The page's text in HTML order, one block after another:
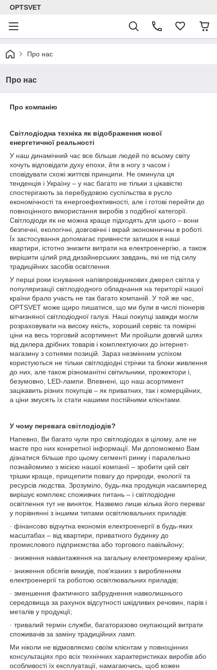
OPTSVET
Про нас
Про нас
Про компанію
Світлодіодна техніка як відображення нової
енергетичної реальності
У наш динамічний час все більше людей по всьому світу
хочуть відповідати духу епохи, йти в ногу з часом і
сповідувати схожі життєві принципи. Не оминула ця
тенденція і Україну – у нас багато не тільки з цікавістю
спостерігають за перебудовою суспільства в русло
економічності та енергоефективності, але і готові перейти до
повноцінного використання виробів з подібної категорії.
Світлодіоди як не можна краще підходять для цього – вони
безпечні, екологічні, довговічні і вкрай экономничны в роботі.
Їх застосування допомагає привнести затишок в наші
квартири, істотно знизити витрати на електроенергію, а також
вирішити цілий ряд дизайнерських завдань, які не під силу
традиційних засобів освітлення.
У перші роки існування напівпровідникових джерел світла у
популяризації світлодіодного обладнання на території нашої
країни брало участь не так багато компаній. У той же час,
OPTSVET може щиро пишатися, що ми були в числі піонерів
вітчизняної світлодіодної галузі. Наші покупці завжди могли
розраховувати на високу якість, хороший сервіс та помірні
ціни на весь торговий асортимент. Ми пройшли довгий шлях
від дилера дрібних товарів і комплектуючих до інтернет-
магазину з сотнями позицій. Зараз незмінним успіхом
користуються не тільки світлодіодні стрічки та блоки живлення
до них, але також різноманітні світильники, прожектори і,
безумовно, LED-лампи. Впевнені, що наш асортимент
зацікавить різних покупців – як приватних, так і комерційних,
а ціни змусять їх стати нашими постійними клієнтами.
У чому перевага світлодіодів?
Напевно, Ви багато чули про світлодіодах в цілому, але не
маєте про них конкретної інформації. Ми допоможемо Вам
дізнатися більше про цьому сегменті ринку і паралельно
познайомимо з місією нашої компанії – зробити цей світ
трішки краще, прищепити повагу до природи, екології та
ресурсів людства. Зрозуміло, будь-яка продукція насамперед
вирішує комплекс споживчих питань – і світлодіодне
освітлення тут не виняток. Назвемо лише кілька його переваг
у порівнянні з іншими типами освітлювальних приладів:
· фінансово відчутна економія електроенергії в будь-яких
масштабах – від квартири, приватного будинку до
промислового підприємства або торгового павільйону;
· зниження навантаження на загальну електромережу країни;
· зниження обсягів викидів, пов'язаних з виробленням
електроенергії та роботою освітлювальних приладів;
· зменшення фактичного забруднення навколишнього
середовища за рахунок відсутності шкідливих речовин, парів і
металів у продукції;
· тривалий термін служби, багаторазово окупающий витрати
споживачів за заміну традиційних ламп.
Ми ніколи не відмовляємо своїм клієнтам у повноцінних
консультаціях про всіх технічних характеристиках виробів або
особливості їх експлуатації, намагаючись, щоб кожен